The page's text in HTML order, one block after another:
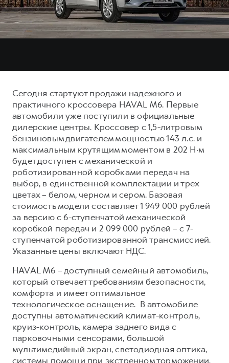
от 2 899 000 ₽ от 3 599 000 ₽
Тест-драйв
Трейд-ин
Страхование
Кредит
Для малого бизнеса
Корпоративным клиентам
Крупным корпоративным клиентам
Система управления автопарком
Сервис для корпоративных клиентов
HAVAL Лизинг
АКСЕССУАРЫ HAVAL
Автомобильные аксессуары
Коллекция CITY
Коллекция Базовая
Коллекция Детская
СЕРВИСНОЕ ОБСЛУЖИВАНИЕ
Нулевое ТО
ПОДДЕРЖКА
GWM Безопасность
Гарантия HAVAL
Мобильное приложение GWM
Программа «HAVAL Защита+»
Руководства по эксплуатации
Подписки
АКСЕССУАРЫ HAVAL
Автомобильные аксессуары
Коллекция CITY
Коллекция Базовая
Коллекция Детская
О дилере
Наша команда
Сегодня стартуют продажи надежного и
практичного кроссовера HAVAL M6. Первые
автомобили уже поступили в официальные
дилерские центры. Кроссовер с 1,5-литровым
бензиновым двигателем мощностью 143 л.с. и
максимальным крутящим моментом в 202 Н·м
будет доступен с механической и
роботизированной коробками передач на
выбор, в единственной комплектации и трех
цветах – белом, черном и сером. Базовая
стоимость модели составляет 1 949 000 рублей
за версию с 6-ступенчатой механической
коробкой передач и 2 099 000 рублей – с 7-
ступенчатой роботизированной трансмиссией.
Указанные цены включают НДС.
HAVAL M6 – доступный семейный автомобиль,
который отвечает требованиям безопасности,
комфорта и имеет оптимальное
технологическое оснащение. В автомобиле
доступны автоматический климат-контроль,
круиз-контроль, камера заднего вида с
парковочными сенсорами, большой
мультимедийный экран, светодиодная оптика,
системы помощи при экстренном торможении,